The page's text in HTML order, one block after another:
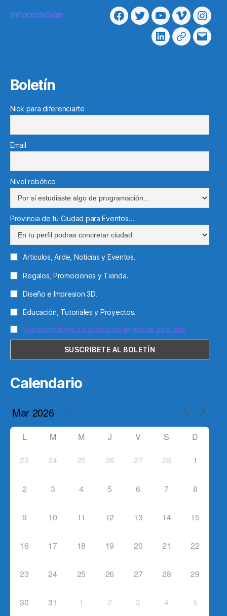
Información
Facebook
TwitterYoutubeVimeo
LinkedinTelegram
Boletín
Nick para diferenciarte
Email
Nivel robótico
Provincia de tu Ciudad para Eventos...
Articulos, Arde, Noticias y Eventos.
Regalos, Promociones y Tienda.
Diseño e Impresion 3D.
Educación, Tutoriales y Proyectos.
Suscribiendome Yo acepto las reglas de este sitio.
Calendario
L M M J V S D
23 24 25 26 27 28 1
2 3 4 5 6 7 8
9 10 11 12 13 14 15
16 17 18 19 20 21 22
23 24 25 26 27 28 29
30 31 1 2 3 4 5